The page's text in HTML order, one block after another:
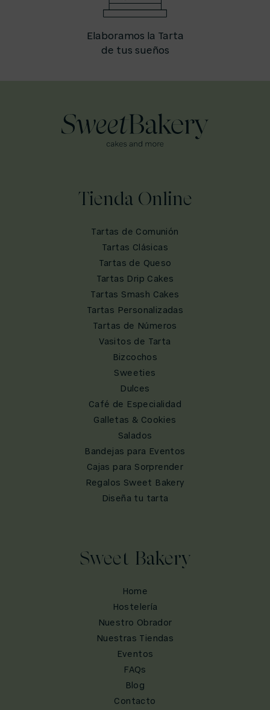
Elaboramos la Tarta
de tus sueños
Tienda Online
Tartas de Comunión
Tartas Clásicas
Tartas de Queso
Tartas Drip Cakes
Tartas Smash Cakes
Tartas Personalizadas
Tartas de Números
Vasitos de Tarta
Bizcochos
Sweeties
Dulces
Café de Especialidad
Galletas & Cookies
Salados
Bandejas para Eventos
Cajas para Sorprender
Regalos Sweet Bakery
Diseña tu tarta
Sweet Bakery
Home
Hostelería
Nuestro Obrador
Nuestras Tiendas
Eventos
FAQs
Blog
Contacto